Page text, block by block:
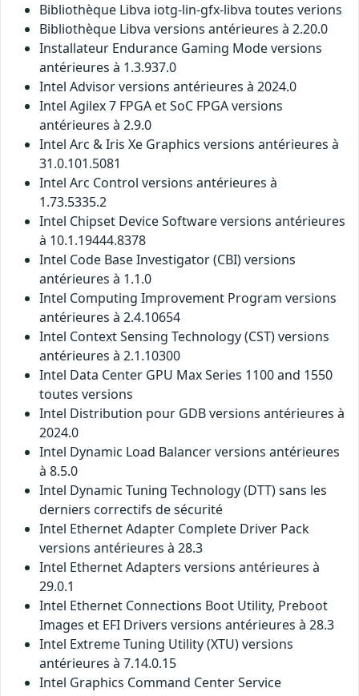
Bibliothèque Libva iotg-lin-gfx-libva toutes verions
Bibliothèque Libva versions antérieures à 2.20.0
Installateur Endurance Gaming Mode versions
antérieures à 1.3.937.0
Intel Advisor versions antérieures à 2024.0
Intel Agilex 7 FPGA et SoC FPGA versions
antérieures à 2.9.0
Intel Arc & Iris Xe Graphics versions antérieures à
31.0.101.5081
Intel Arc Control versions antérieures à
1.73.5335.2
Intel Chipset Device Software versions antérieures
à 10.1.19444.8378
Intel Code Base Investigator (CBI) versions
antérieures à 1.1.0
Intel Computing Improvement Program versions
antérieures à 2.4.10654
Intel Context Sensing Technology (CST) versions
antérieures à 2.1.10300
Intel Data Center GPU Max Series 1100 and 1550
toutes versions
Intel Distribution pour GDB versions antérieures à
2024.0
Intel Dynamic Load Balancer versions antérieures
à 8.5.0
Intel Dynamic Tuning Technology (DTT) sans les
derniers correctifs de sécurité
Intel Ethernet Adapter Complete Driver Pack
versions antérieures à 28.3
Intel Ethernet Adapters versions antérieures à
29.0.1
Intel Ethernet Connections Boot Utility, Preboot
Images et EFI Drivers versions antérieures à 28.3
Intel Extreme Tuning Utility (XTU) versions
antérieures à 7.14.0.15
Intel Graphics Command Center Service